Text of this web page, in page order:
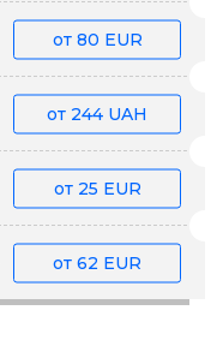
от 80 EUR
от 244 UAH
от 25 EUR
от 62 EUR